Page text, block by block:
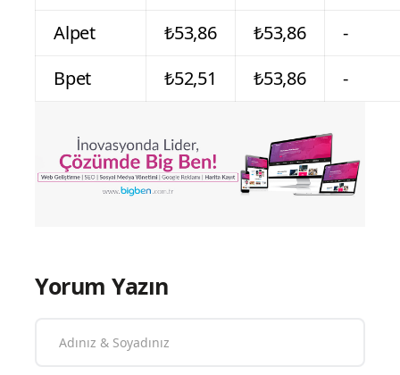
Alpet
₺53,86 ₺53,86
-
Bpet
₺52,51 ₺53,86 -
Yorum Yazın